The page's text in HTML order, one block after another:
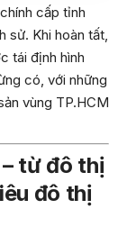
cấp tỉnh
sử. Khi hoàn tất,
tái định hình
có, với những
vùng TP.HCM
từ đô thị
đô thị